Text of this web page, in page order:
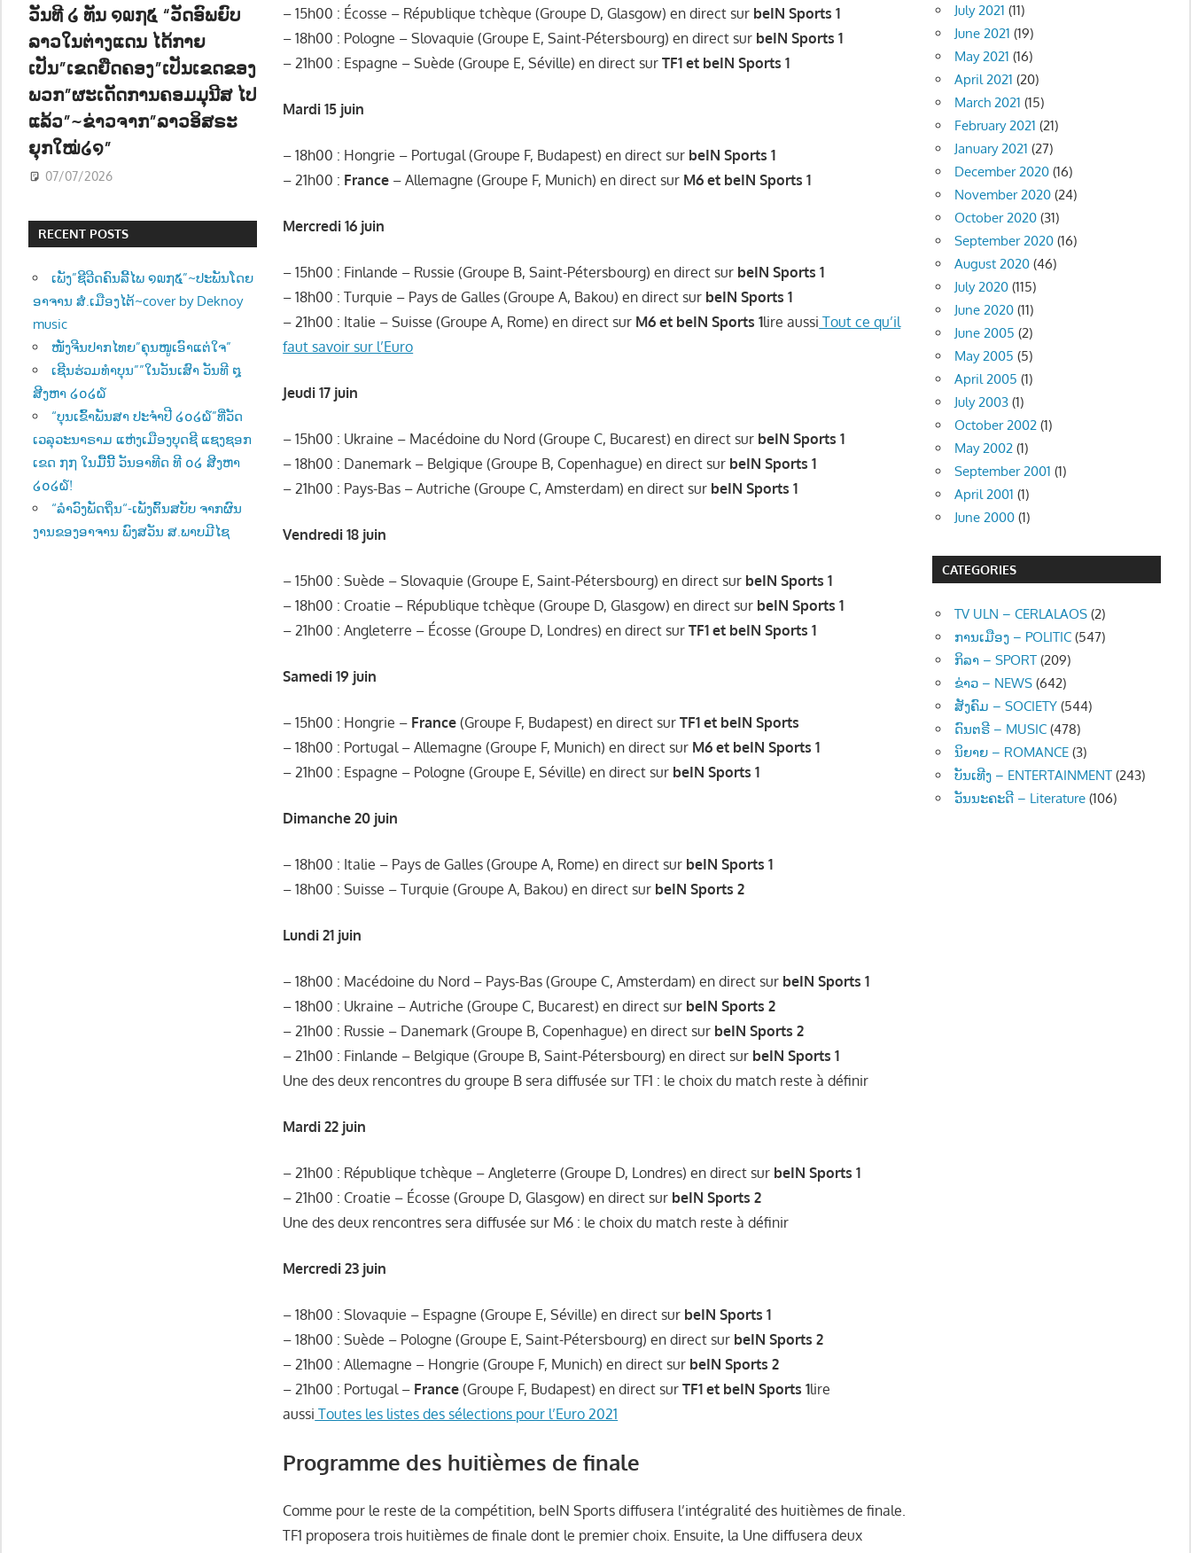
– 15h00 : Écosse – République tchèque (Groupe D, Glasgow) en direct sur beIN Sports 1
– 18h00 : Pologne – Slovaquie (Groupe E, Saint-Pétersbourg) en direct sur beIN Sports 1
– 21h00 : Espagne – Suède (Groupe E, Séville) en direct surTF1 et beIN Sports 1
Mardi 15 juin
– 18h00 : Hongrie – Portugal (Groupe F, Budapest) en direct sur beIN Sports 1
– 21h00 : France – Allemagne (Groupe F, Munich) en direct sur M6 et beIN Sports 1
Mercredi 16 juin
– 15h00 : Finlande – Russie (Groupe B, Saint-Pétersbourg) en direct sur beIN Sports 1
– 18h00 : Turquie – Pays de Galles (Groupe A, Bakou) en direct sur beIN Sports 1
– 21h00 : Italie – Suisse (Groupe A, Rome) en direct sur M6 et beIN Sports 1lire aussi Tout ce qu’il
faut savoir sur l’Euro
Jeudi 17 juin
– 15h00 : Ukraine – Macédoine du Nord (Groupe C, Bucarest) en direct sur beIN Sports 1
– 18h00 : Danemark – Belgique (Groupe B, Copenhague) en direct sur beIN Sports 1
– 21h00 : Pays-Bas – Autriche (Groupe C, Amsterdam) en direct sur beIN Sports 1
Vendredi 18 juin
– 15h00 : Suède – Slovaquie (Groupe E, Saint-Pétersbourg) en direct sur beIN Sports 1
– 18h00 : Croatie – République tchèque (Groupe D, Glasgow) en direct sur beIN Sports 1
– 21h00 : Angleterre – Écosse (Groupe D, Londres) en direct surTF1 et beIN Sports 1
Samedi 19 juin
– 15h00 : Hongrie – France (Groupe F, Budapest) en direct surTF1 et beIN Sports
– 18h00 : Portugal – Allemagne (Groupe F, Munich) en direct sur M6 et beIN Sports 1
– 21h00 : Espagne – Pologne (Groupe E, Séville) en direct sur beIN Sports 1
Dimanche 20 juin
– 18h00 : Italie – Pays de Galles (Groupe A, Rome) en direct sur beIN Sports 1
– 18h00 : Suisse – Turquie (Groupe A, Bakou) en direct sur beIN Sports 2
Lundi 21 juin
– 18h00 : Macédoine du Nord – Pays-Bas (Groupe C, Amsterdam) en direct sur beIN Sports 1
– 18h00 : Ukraine – Autriche (Groupe C, Bucarest) en direct sur beIN Sports 2
– 21h00 : Russie – Danemark (Groupe B, Copenhague) en direct sur beIN Sports 2
– 21h00 : Finlande – Belgique (Groupe B, Saint-Pétersbourg) en direct sur beIN Sports 1
Une des deux rencontres du groupe B sera diffusée sur TF1 : le choix du match reste à définir
Mardi 22 juin
– 21h00 : République tchèque – Angleterre (Groupe D, Londres) en direct sur beIN Sports 1
– 21h00 : Croatie – Écosse (Groupe D, Glasgow) en direct sur beIN Sports 2
Une des deux rencontres sera diffusée sur M6 : le choix du match reste à définir
Mercredi 23 juin
– 18h00 : Slovaquie – Espagne (Groupe E, Séville) en direct sur beIN Sports 1
– 18h00 : Suède – Pologne (Groupe E, Saint-Pétersbourg) en direct sur beIN Sports 2
– 21h00 : Allemagne – Hongrie (Groupe F, Munich) en direct sur beIN Sports 2
– 21h00 : Portugal – France (Groupe F, Budapest) en direct surTF1 et beIN Sports 1lire
aussi Toutes les listes des sélections pour l’Euro 2021
Programme des huitièmes de finale
Comme pour le reste de la compétition, beIN Sports diffusera l’intégralité des huitièmes de finale.
TF1 proposera trois huitièmes de finale dont le premier choix. Ensuite, la Une diffusera deux
ວັນທີ ໒ ທັນ ໑໙໗໕ “ວັດອົພຍົບ
ລາວໃນຕ່າງແດນ ໄດ້ກາຍ
ເປັນ”ເຂດຍືດຄອງ”ເປັນເຂດຂອງ
ພວກ”ຜະເດັດການຄອມມຸນີສ ໄປ
ແລ້ວ”~ຂ່າວຈາກ”ລາວອິສຣະ
ຍຸກໃໝ່໒໑”
07/07/2026
RECENT POSTS
ເພັງ”ຊີວີດຄົນລີ້ໄພ ໑໙໗໕”~ປະພັນໂດຍ
ອາຈານ ສໍ.ເມືອງໄຕ້~cover by Deknoy
music
ໜັງຈີນປາກໄທຍ”ຄຸນໜູເອົາແຕ່ໃຈ”
ເຊີນຮ່ວມທຳບຸນ””ໃນວັນເສົາ ວັນທີ ໘
ສີງຫາ ໒໐໒໖
“ບຸນເຂົ້າພັນສາ ປະຈຳປີ ໒໐໒໖”ທີ່ວັດ
ເວລຸວະນາຣາມ ແຫ່ງເມືອງບຸດຊີ ແຊງຊອກ
ເຂດ ໗໗ ໃນມື້ນີ້ ວັນອາທີດ ທີ ໐໒ ສີງຫາ
໒໐໒໖!
“ລຳວົງພັດຖິ່ນ“-ເພັງຕົ້ນສບັບ ຈາກຜົນ
ງານຂອງອາຈານ ພົງສວັນ ສ.ພາບມີໄຊ
July 2021 (11)
June 2021 (19)
May 2021 (16)
April 2021 (20)
March 2021 (15)
February 2021 (21)
January 2021 (27)
December 2020 (16)
November 2020 (24)
October 2020 (31)
September 2020 (16)
August 2020 (46)
July 2020 (115)
June 2020 (11)
June 2005 (2)
May 2005 (5)
April 2005 (1)
July 2003 (1)
October 2002 (1)
May 2002 (1)
September 2001 (1)
April 2001 (1)
June 2000 (1)
CATEGORIES
TV ULN – CERLALAOS (2)
ການເມືອງ – POLITIC (547)
ກິລາ – SPORT (209)
ຂ່າວ – NEWS (642)
ສັງຄົມ – SOCIETY (544)
ດົນຕຣີ – MUSIC (478)
ນິຍາຍ – ROMANCE (3)
ບັນເທີງ – ENTERTAINMENT (243)
ວັນນະຄະດີ – Literature (106)